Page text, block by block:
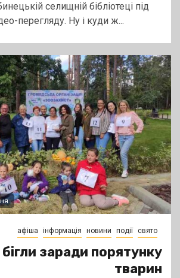
селищній бібліотеці під
перегляду. Ну і куди ж...
афіша інформація новини події свято
заради порятунку
тварин